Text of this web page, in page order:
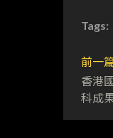
Tags:
前一
香港
科成